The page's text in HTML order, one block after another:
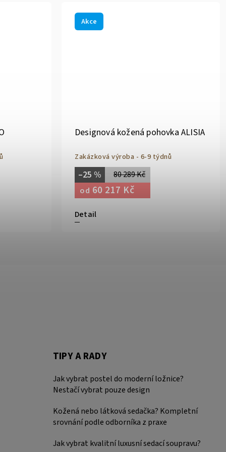
Akce
Designová kožená pohovka ALISIA
Zakázková výroba - 6-9 týdnů
80 289 Kč
–25 %
od 60 217 Kč
Detail
TIPY A RADY
Jak vybrat postel do moderní ložnice?
Nestačí vybrat pouze design
Kožená nebo látková sedačka? Kompletní
srovnání podle odborníka z praxe
Jak vybrat kvalitní luxusní sedací soupravu?